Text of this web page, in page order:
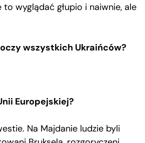
to wyglądać głupio i naiwnie, ale
wszystkich Ukraińców?
Europejskiej?
Na Majdanie ludzie byli